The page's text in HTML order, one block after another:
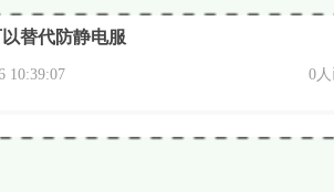
替代防静电服
10:39:07 0